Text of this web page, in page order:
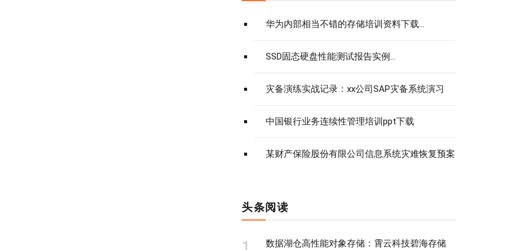
华为内部相当不错的存储培训资料下载...
SSD固态硬盘性能测试报告实例...
灾备演练实战记录：xx公司SAP灾备系统演习
中国银行业务连续性管理培训ppt下载
某财产保险股份有限公司信息系统灾难恢复预案
头条阅读
数据湖仓高性能对象存储：霄云科技碧海存储